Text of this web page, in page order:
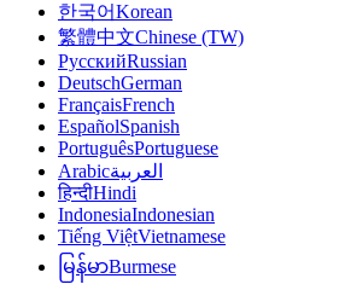
한국어Korean
繁體中文Chinese (TW)
РусскийRussian
DeutschGerman
FrançaisFrench
EspañolSpanish
PortuguêsPortuguese
العربيةArabic
हिन्दीHindi
IndonesiaIndonesian
Tiếng ViệtVietnamese
မြန်မာBurmese